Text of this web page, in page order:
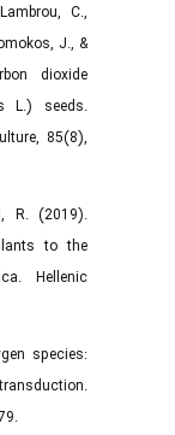
C.,
J., &
dioxide
L.) seeds.
85(8),
R. (2019).
to the
Hellenic
species: